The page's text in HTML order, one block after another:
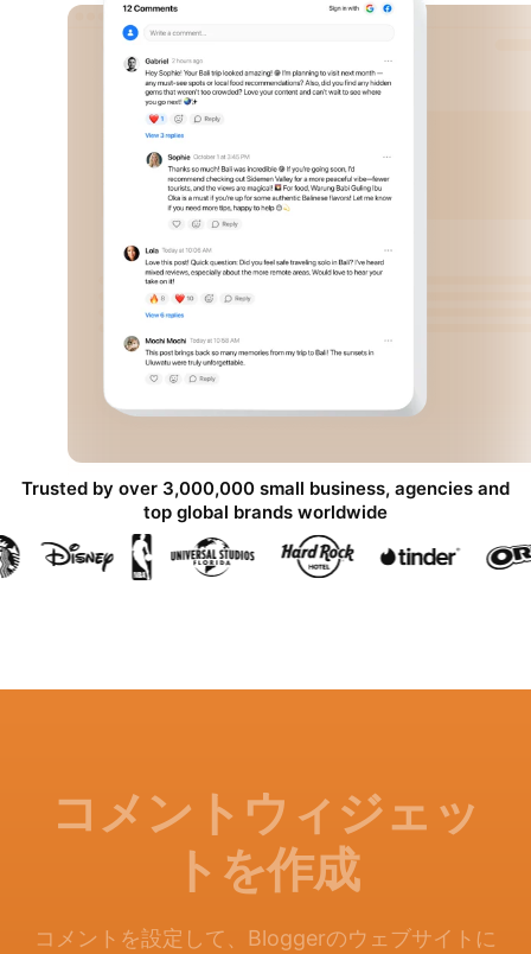
Trusted by over 3,000,000 small business, agencies and
top global brands worldwide
コメントウィジェッ
トを作成
コメントを設定して、Bloggerのウェブサイトに